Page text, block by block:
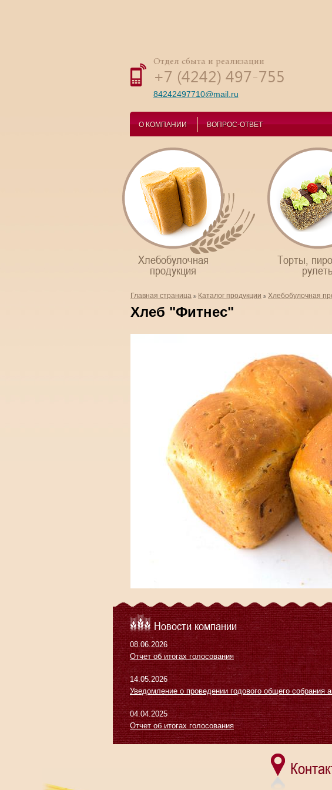
Отдел сбыта и реализации
+7 (4242) 497-755
84242497710@mail.ru
О КОМПАНИИ ВОПРОС-ОТВЕТ
Хлебобулочная
продукция
Торты,
Главная страница Каталог продукции Хлебобулочная
Хлеб "Фитнес"
Новости компании
08.06.2026
Отчет об итогах голосования
14.05.2026
Уведомление о проведении годового общего собрания
04.04.2025
Отчет об итогах голосования